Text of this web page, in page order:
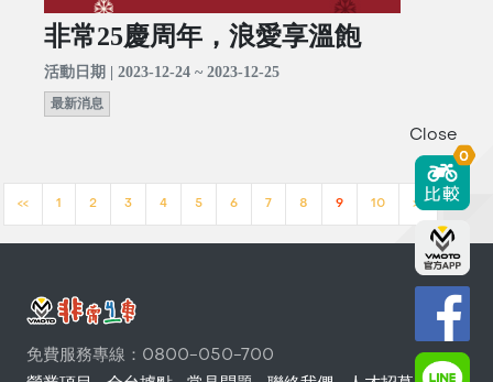
非常25慶周年，浪愛享溫飽
活動日期 | 2023-12-24 ~ 2023-12-25
最新消息
<< 1 2 3 4 5 6 7 8 9 10 >>
免費服務專線：0800-050-700
Close
0